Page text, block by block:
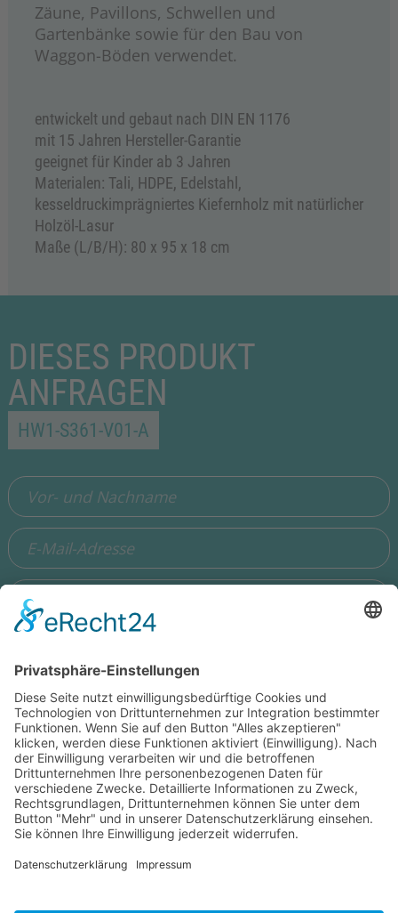
Zäune, Pavillons, Schwellen und
Gartenbänke sowie für den Bau von
Waggon-Böden verwendet.
entwickelt und gebaut nach DIN EN 1176
mit 15 Jahren Hersteller-Garantie
geeignet für Kinder ab 3 Jahren
Materialen: Tali, HDPE, Edelstahl,
kesseldruckimprägniertes Kiefernholz mit natürlicher
Holzöl-Lasur
Maße (L/B/H): 80 x 95 x 18 cm
DIESES PRODUKT
ANFRAGEN
HW1-S361-V01-A
Ich stimme zu, dass meine Angaben aus dem Formular zur
Beantwortung meiner Anfrage erhoben und verarbeitet
werden. Die Daten werden so lange gespeichert, bis ein
Widerspruch erfolgt. Hinweis: Sie können Ihre Einwilligung
jederzeit in der Zukunft per Mail anhello@wisdomeurope.eu
widerrufen. Detaillierte Informationen zum Umgang mit
Nutzerdaten finden Sie in unsererDatenschutzerklärung.